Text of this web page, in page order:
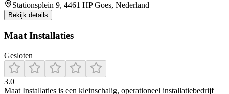
Stationsplein 9, 4461 HP Goes, Nederland
Bekijk details
Maat Installaties
Gesloten
3.0
Maat Installaties is een kleinschalig, operationeel installatiebedrijf